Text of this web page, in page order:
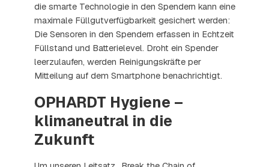
die smarte Technologie in den Spendern kann eine
maximale Füllgutverfügbarkeit gesichert werden:
Die Sensoren in den Spendern erfassen in Echtzeit
Füllstand und Batterielevel. Droht ein Spender
leerzulaufen, werden Reinigungskräfte per
Mitteilung auf dem Smartphone benachrichtigt.
OPHARDT Hygiene –
klimaneutral in die
Zukunft